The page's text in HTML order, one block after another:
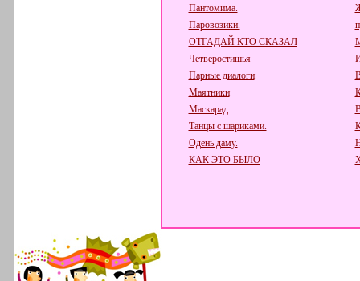
Пантомима.
Паровозики.
ОТГАДАЙ КТО СКАЗАЛ
Четверостишья
Парные диалоги
Маятники
Маскарад
Танцы с шариками.
Одень даму.
КАК ЭТО БЫЛО